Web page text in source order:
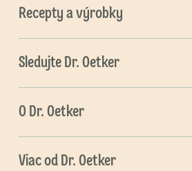
Recepty a výrobky
Sledujte Dr. Oetker
O Dr. Oetker
Viac od Dr. Oetker